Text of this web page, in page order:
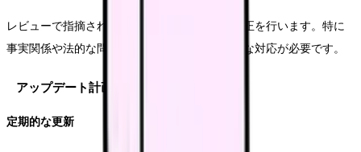
レビューで指摘された点は、優先度をつけて修正を行います。特に
事実関係や法的な問題に関わる指摘は、速やかな対応が必要です。
アップデート計画
定期的な更新